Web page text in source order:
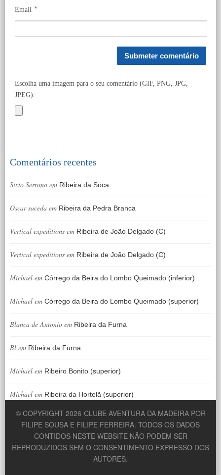
Email *
Escolha uma imagem para o seu comentário (GIF, PNG, JPG,
JPEG):
Comentários recentes
Sixto Serrano em Ribeira da Soca
Oscar saceda em Ribeira da Pedra Branca
Vertical expeditions em Ribeira de João Delgado (C)
Vertical expeditions em Ribeira de João Delgado (C)
Michael em Córrego da Beira do Lombo Queimado (inferior)
Michael em Córrego da Beira do Lombo Queimado (superior)
Blanca de Antonio em Ribeira da Furna
Bl em Ribeira da Furna
Michael em Ribeiro Bonito (superior)
Michael em Ribeira da Hortelã (superior)
© COPYRIGHT 2026 CLUBE AVENTURA DA MADEIRA POR
FILIPE SOUSA E FILIPE FERREIRA. TODOS OS DADOS
CONTIDOS NESTE WEBSITE NÃO PODEM SER
REPRODUZIDOS SEM O CONSENTIMENTO EXPRESSO DOS
AUTORES.